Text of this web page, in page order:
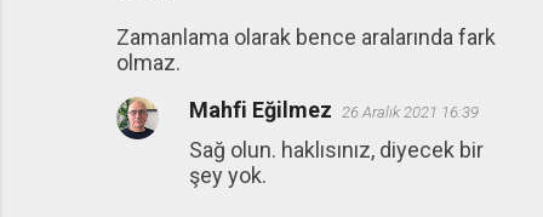
Zamanlama olarak bence aralarında fark
olmaz.
Mahfi Eğilmez 26 Aralık 2021 16:39
Sağ olun. haklısınız, diyecek bir
şey yok.